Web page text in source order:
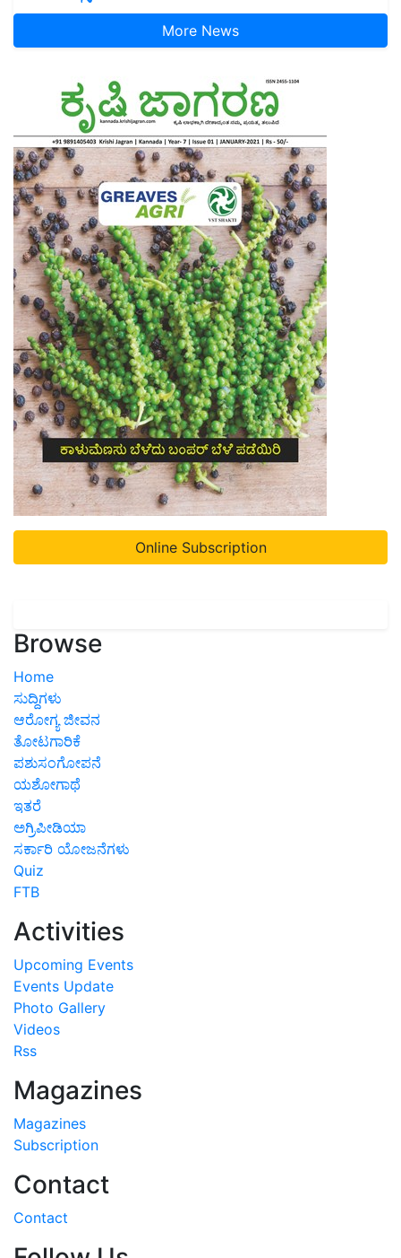
More News
Online Subscription
Browse
Home
ಸುದ್ದಿಗಳು
ಆರೋಗ್ಯ ಜೀವನ
ತೋಟಗಾರಿಕೆ
ಪಶುಸಂಗೋಪನೆ
ಯಶೋಗಾಥೆ
ಇತರೆ
ಅಗ್ರಿಪೀಡಿಯಾ
ಸರ್ಕಾರಿ ಯೋಜನೆಗಳು
Quiz
FTB
Activities
Upcoming Events
Events Update
Photo Gallery
Videos
Rss
Magazines
Magazines
Subscription
Contact
Contact